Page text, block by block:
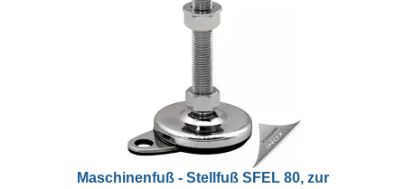
Maschinenfuß - Stellfuß SFEL 80, zur